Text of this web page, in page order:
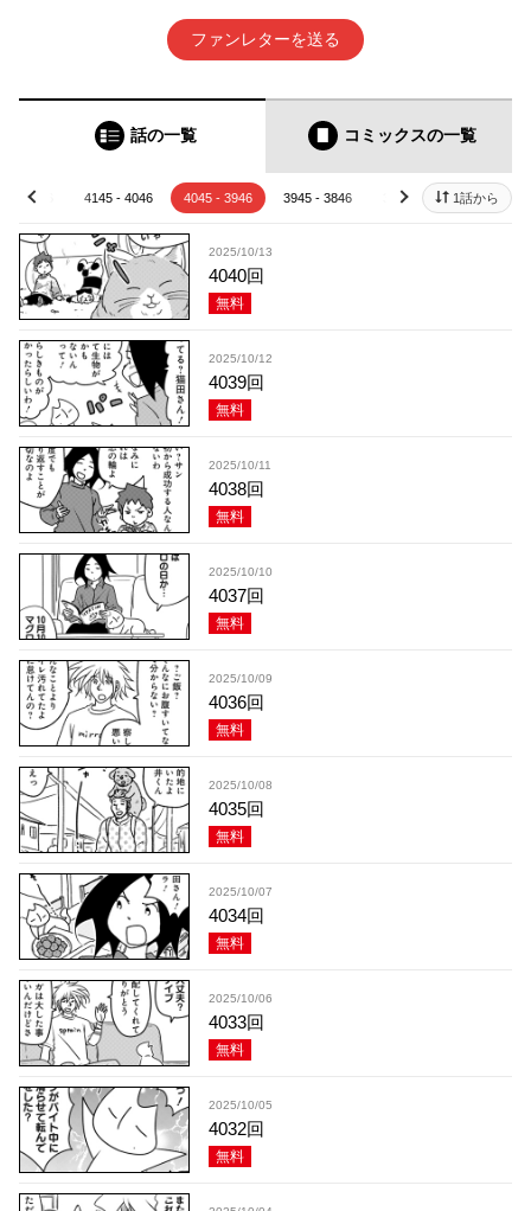
ファンレターを送る
話の一覧 コミックスの一覧
- 4146 4145 - 4046 4045 - 3946 3945 - 3846 3845 - 3746 3745 -
prev next 1話から
2025/10/13
4040回
無料
2025/10/12
4039回
無料
2025/10/11
4038回
無料
2025/10/10
4037回
無料
2025/10/09
4036回
無料
2025/10/08
4035回
無料
2025/10/07
4034回
無料
2025/10/06
4033回
無料
2025/10/05
4032回
無料